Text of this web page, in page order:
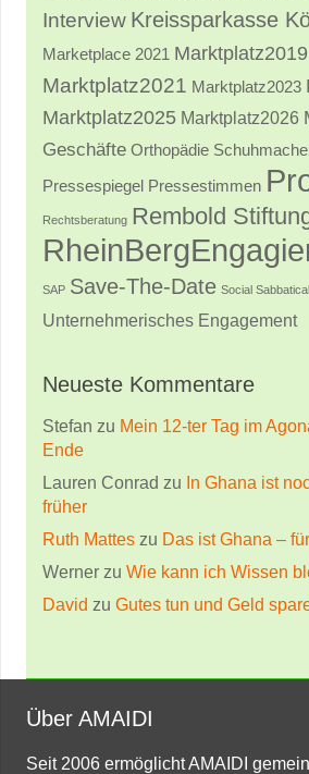
Interview Kreissparkasse
Marketplace 2021 Marktplatz2019
Marktplatz2021 Marktplatz2023
Marktplatz2025 Marktplatz2026
Geschäfte Orthopädie
Pressespiegel Pressestimmen
Rechtsberatung Rembold
SAP Save-The-Date Social Sabbatical
Unternehmerisches Engagement
Neueste Kommentare
Stefan zu Mein 12-ter Tag im
Ende
Lauren Conrad zu In Ghana ist
früher
Ruth Mattes zu Das ist Ghana –
Werner zu Wie kann ich Wissen
David zu Gutes tun und Geld
Über AMAIDI
Seit 2006 ermöglicht AMAIDI